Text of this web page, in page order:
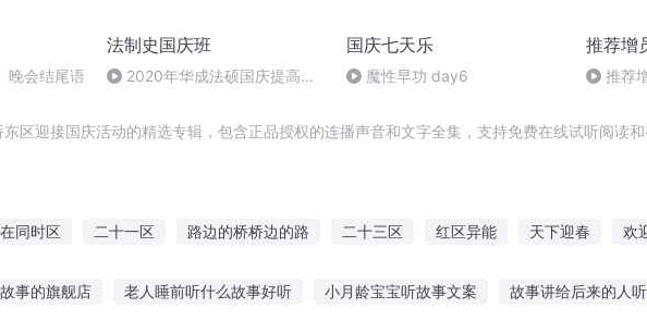
晚会结尾语
法制史国庆班
2020年华成法硕国庆提高班
国庆七天乐
魔性早功 day6
推荐增
推荐
区迎接国庆活动的精选专辑，包含正品授权的连播声音和文字全集，支持免费在线试听阅读和
同时区 二十一区 路边的桥桥边的路 二十三区 红区异能 天下迎春 欢
事的旗舰店 老人睡前听什么故事好听 小月龄宝宝听故事文案 故事讲给后来的人